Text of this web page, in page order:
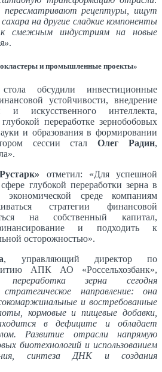
пересматривают рецептуры, ищут
на другие сладкие компоненты
смежным индустриям на новые
.
и промышленные проекты»
обсудили инвестиционные
устойчивости, внедрение
и искусственного интеллекта,
переработке зернобобовых
и образования в формировании
сессии сталОлег Радин,
отметил: «Для успешной
глубокой переработки зерна в
экономической среде компаниям
стратегии финансовой
на собственный капитал,
и подходить к
осторожностью».
, управляющий директор по
АПК АО «Россельхозбанк»,
переработка зерна сегодня
направление: она
и востребованные
кормовые и пищевые добавки,
в дефиците и обладает
Развитие отрасли напрямую
биотехнологий и использованием
синтеза ДНК и создания